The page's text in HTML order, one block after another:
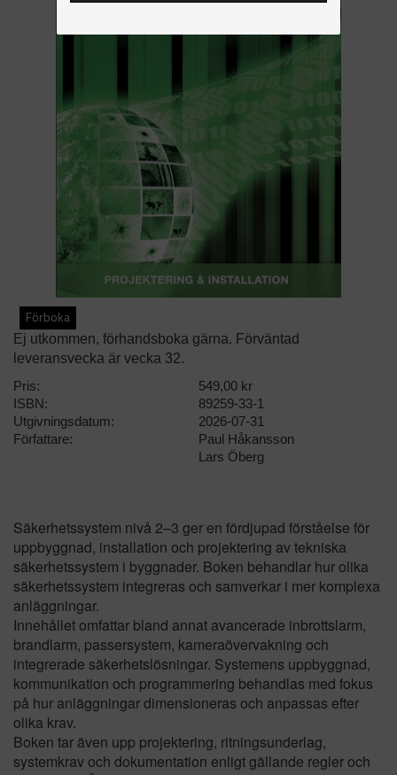
Förboka
Ej utkommen, förhandsboka gärna. Förväntad
leveransvecka är vecka 32.
Pris:
549,00 kr
ISBN:
89259-33-1
Utgivningsdatum:
2026-07-31
Författare:
Paul Håkansson
Lars Öberg
Säkerhetssystem nivå 2–3 ger en fördjupad förståelse för
uppbyggnad, installation och projektering av tekniska
säkerhetssystem i byggnader. Boken behandlar hur olika
säkerhetssystem integreras och samverkar i mer komplexa
anläggningar.
Innehållet omfattar bland annat avancerade inbrottslarm,
brandlarm, passersystem, kameraövervakning och
integrerade säkerhetslösningar. Systemens uppbyggnad,
kommunikation och programmering behandlas med fokus
på hur anläggningar dimensioneras och anpassas efter
olika krav.
Boken tar även upp projektering, ritningsunderlag,
systemkrav och dokumentation enligt gällande regler och